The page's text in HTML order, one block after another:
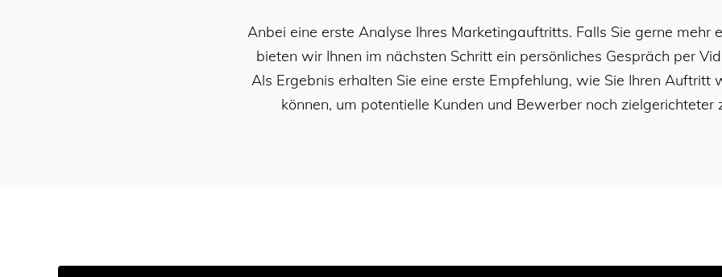
Anbei eine erste Analyse Ihres Marketingauftritts. Falls Sie gerne mehr
bieten wir Ihnen im nächsten Schritt ein persönliches Gespräch per
Als Ergebnis erhalten Sie eine erste Empfehlung, wie Sie Ihren Auftritt
können, um potentielle Kunden und Bewerber noch zielgerichteter